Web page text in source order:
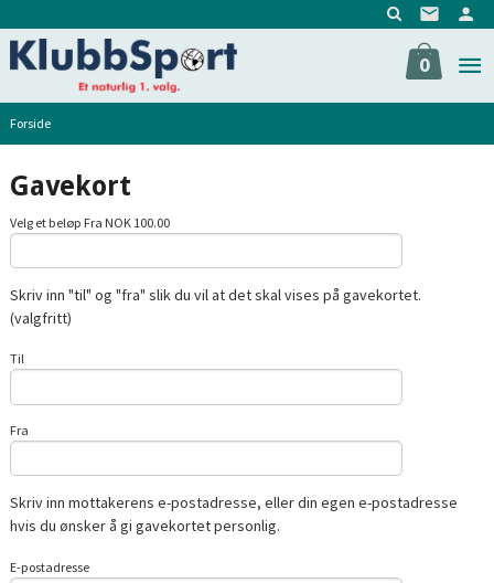
til
innholdet
0
Forside
Gavekort
Velg et beløp Fra NOK 100.00
Skriv inn "til" og "fra" slik du vil at det skal vises på gavekortet.
(valgfritt)
Til
Fra
Skriv inn mottakerens e-postadresse, eller din egen e-postadresse
hvis du ønsker å gi gavekortet personlig.
E-postadresse